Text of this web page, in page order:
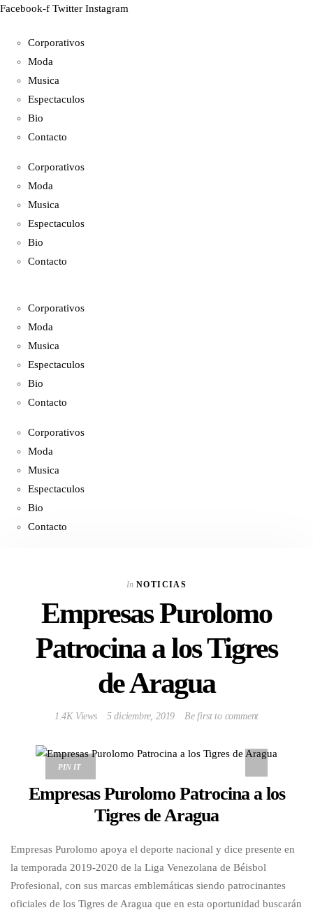
Facebook-f Twitter Instagram
Corporativos
Moda
Musica
Espectaculos
Bio
Contacto
Corporativos
Moda
Musica
Espectaculos
Bio
Contacto
Corporativos
Moda
Musica
Espectaculos
Bio
Contacto
Corporativos
Moda
Musica
Espectaculos
Bio
Contacto
In NOTICIAS
Empresas Purolomo
Patrocina a los Tigres
de Aragua
1.4K Views 5 diciembre, 2019 Be first to comment
PIN IT
Empresas Purolomo Patrocina a los
Tigres de Aragua
Empresas Purolomo apoya el deporte nacional y dice presente en
la temporada 2019-2020 de la Liga Venezolana de Béisbol
Profesional, con sus marcas emblemáticas siendo patrocinantes
oficiales de los Tigres de Aragua que en esta oportunidad buscarán